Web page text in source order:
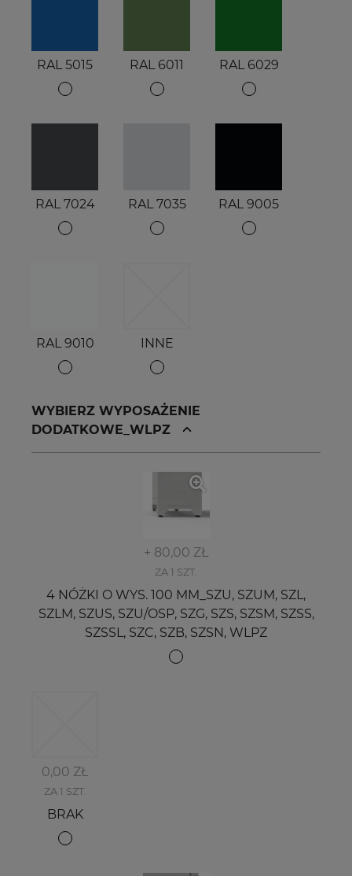
RAL 5015 RAL 6011 RAL 6029
RAL 7024 RAL 7035 RAL 9005
RAL 9010 INNE
WYBIERZ WYPOSAŻENIE
DODATKOWE_WLPZ
+ 80,00 ZŁ
ZA 1 SZT.
4 NÓŻKI O WYS. 100 MM_SZU, SZUM, SZL,
SZLM, SZUS, SZU/OSP, SZG, SZS, SZSM, SZSS,
SZSSL, SZC, SZB, SZSN, WLPZ
0,00 ZŁ
ZA 1 SZT.
BRAK